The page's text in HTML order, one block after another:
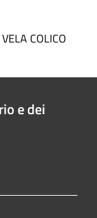
COLICO
e dei